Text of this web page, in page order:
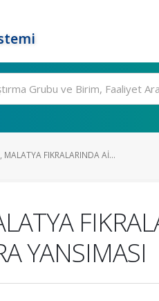
MALATYA FIKRALARINDA Aİ...
YANSIMASI